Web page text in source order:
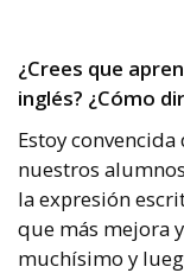
¿Crees que
inglés? ¿Cómo
Estoy
nuestros
la expresión
que más mejora
muchísimo y